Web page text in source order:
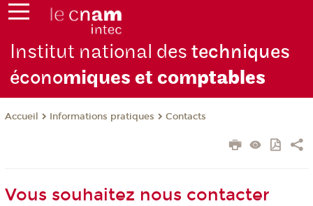
Institut national destechniques
économiques et comptables
Accueil Informations pratiques Contacts
Vous souhaitez nous contacter